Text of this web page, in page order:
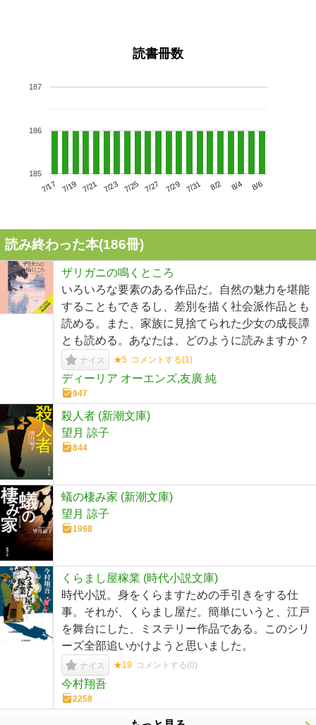
読書冊数
7/17 7/19 7/21 7/23 7/25 7/27 7/29 7/31 8/2 8/4 8/6
185
186
187
読み終わった本(186冊)
ザリガニの鳴くところ
いろいろな要素のある作品だ。自然の魅力を堪能
することもできるし、差別を描く社会派作品とも
読める。また、家族に見捨てられた少女の成長譚
とも読める。あなたは、どのように読みますか？
ナイス ★5 コメントする(1)
ディーリア オーエンズ,友廣 純
947
殺人者 (新潮文庫)
望月 諒子
844
蟻の棲み家 (新潮文庫)
望月 諒子
1998
くらまし屋稼業 (時代小説文庫)
時代小説。身をくらますための手引きをする仕
事。それが、くらまし屋だ。簡単にいうと、江戸
を舞台にした、ミステリー作品である。このシリ
ーズ全部追いかけようと思いました。
ナイス ★19 コメントする(0)
今村翔吾
2258